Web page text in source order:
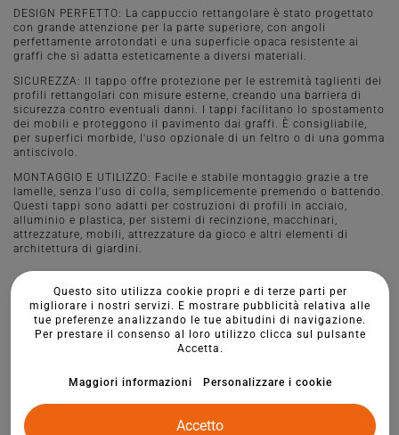
DESIGN PERFETTO: La cappuccio rettangolare è stato progettato
con grande attenzione per la parte superiore, con angoli
perfettamente arrotondati e una superficie opaca resistente ai
graffi che si adatta esteticamente a diversi materiali.
SICUREZZA: Il tappo offre protezione per le estremità taglienti dei
profili rettangolari con misure esterne, creando una barriera di
sicurezza contro eventuali danni. I tappi facilitano lo spostamento
dei mobili e proteggono il pavimento dai graffi. È consigliabile,
per superfici morbide, l'uso opzionale di un feltro o di una gomma
antiscivolo.
MONTAGGIO E UTILIZZO: Facile e stabile montaggio grazie a tre
lamelle, senza l'uso di colla, semplicemente premendo o battendo.
Questi tappi sono adatti per costruzioni di profili in acciaio,
alluminio e plastica, per sistemi di recinzione, macchinari,
attrezzature, mobili, attrezzature da gioco e altri elementi di
architettura di giardini.
Questo sito utilizza cookie propri e di terze parti per
migliorare i nostri servizi. E mostrare pubblicità relativa alle
tue preferenze analizzando le tue abitudini di navigazione.
Per prestare il consenso al loro utilizzo clicca sul pulsante
Accetta.
Maggiori informazioni Personalizzare i cookie
Accetto